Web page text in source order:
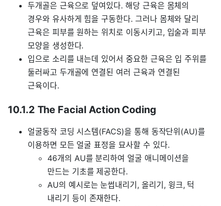
두개골은 근육으로 덮여있다. 해당 근육은 몸체의
경우와 유사하게 힘을 구동한다. 그러나 몸체와 달리
근육은 피부를 원하는 위치로 이동시키고, 입술과 피부
모양을 생성한다.
입으로 소리를 내는데 있어서 중요한 근육은 입 주위를
둘러싸고 두개골에 연결된 여러 근육과 연결된
근육이다.
10.1.2 The Facial Action Coding
얼굴동작 코딩 시스템(FACS)을 통해 동작단위(AU)를
이용하면 모든 얼굴 표정을 묘사할 수 있다.
46개의 AU를 분리하여 얼굴 애니메이션을
만드는 기초를 제공한다.
AU의 예시로는 눈썹내리기, 올리기, 윙크, 턱
내리기 등이 존재한다.